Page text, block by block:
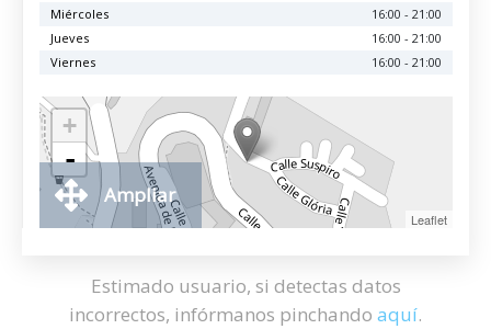
Miércoles
16:00 - 21:00
Jueves
16:00 - 21:00
Viernes
16:00 - 21:00
+
-
Leaflet
Ampliar
Estimado usuario, si detectas datos
incorrectos, infórmanos pinchando aquí.